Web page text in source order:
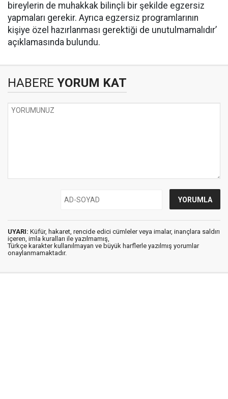
bireylerin de muhakkak bilinçli bir şekilde egzersiz
yapmaları gerekir. Ayrıca egzersiz programlarının
kişiye özel hazırlanması gerektiği de unutulmamalıdır’
açıklamasında bulundu.
HABERE YORUM KAT
UYARI: Küfür, hakaret, rencide edici cümleler veya imalar, inançlara saldırı
içeren, imla kuralları ile yazılmamış,
Türkçe karakter kullanılmayan ve büyük harflerle yazılmış yorumlar
onaylanmamaktadır.